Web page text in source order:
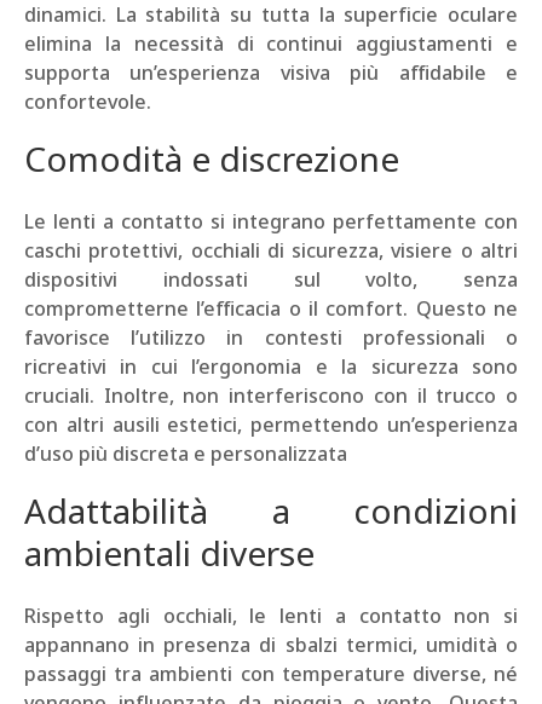
dinamici. La stabilità su tutta la superficie oculare
elimina la necessità di continui aggiustamenti e
supporta un’esperienza visiva più affidabile e
confortevole.
Comodità e discrezione
Le lenti a contatto si integrano perfettamente con
caschi protettivi, occhiali di sicurezza, visiere o altri
dispositivi indossati sul volto, senza
comprometterne l’efficacia o il comfort. Questo ne
favorisce l’utilizzo in contesti professionali o
ricreativi in cui l’ergonomia e la sicurezza sono
cruciali. Inoltre, non interferiscono con il trucco o
con altri ausili estetici, permettendo un’esperienza
d’uso più discreta e personalizzata
Adattabilità a condizioni
ambientali diverse
Rispetto agli occhiali, le lenti a contatto non si
appannano in presenza di sbalzi termici, umidità o
passaggi tra ambienti con temperature diverse, né